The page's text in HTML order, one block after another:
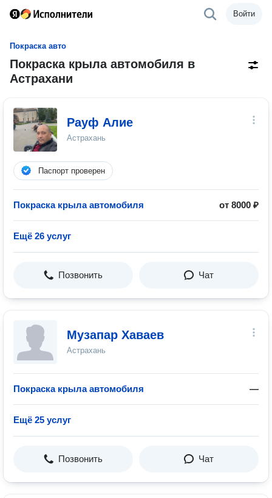
Войти
Покраска авто
Покраска крыла автомобиля в
Астрахани
Рауф Алие
Астрахань
Паспорт проверен
Покраска крыла автомобиля от 8000 ₽
Ещё 26 услуг
Позвонить Чат
Музапар Хаваев
Астрахань
Покраска крыла автомобиля —
Ещё 25 услуг
Позвонить Чат